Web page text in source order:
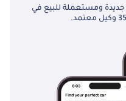
من 30،000 سيارة جديدة ومستعملة للبيع في